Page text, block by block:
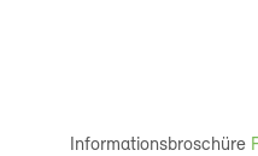
Informationsbroschüre